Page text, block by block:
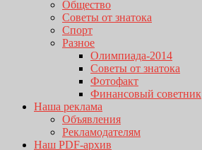
Общество
Советы от знатока
Спорт
Разное
Олимпиада-2014
Советы от знатока
Фотофакт
Финансовый советник
Наша реклама
Объявления
Рекламодателям
Наш PDF-архив